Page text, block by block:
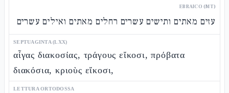
EBRAICO (MT)
עזים מאתים ותישים עשרים רחלים מאתים ואילים עשרים
SEPTUAGINTA (LXX)
αἶγας διακοσίας, τράγους εἴκοσι, πρόβατα
διακόσια, κριοὺς εἴκοσι,
LETTURA ORTODOSSA